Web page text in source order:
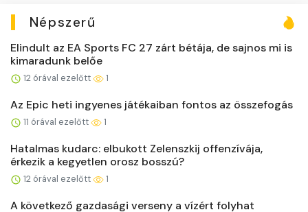
Népszerű
Elindult az EA Sports FC 27 zárt bétája, de sajnos mi is
kimaradunk belőe
12 órával ezelőtt 1
Az Epic heti ingyenes játékaiban fontos az összefogás
11 órával ezelőtt 1
Hatalmas kudarc: elbukott Zelenszkij offenzívája,
érkezik a kegyetlen orosz bosszú?
12 órával ezelőtt 1
A következő gazdasági verseny a vízért folyhat